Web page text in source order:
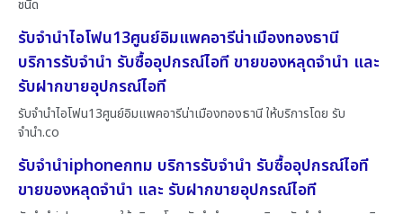
ชนิด
รับจำนำไอโฟน13ศูนย์อิมแพคอารีน่าเมืองทองธานี
บริการรับจำนำ รับซื้ออุปกรณ์ไอที ขายของหลุดจำนำ และ
รับฝากขายอุปกรณ์ไอที
รับจำนำไอโฟน13ศูนย์อิมแพคอารีน่าเมืองทองธานี ให้บริการโดย รับ
จํานํา.co
รับจำนำiphoneกทม บริการรับจำนำ รับซื้ออุปกรณ์ไอที
ขายของหลุดจำนำ และ รับฝากขายอุปกรณ์ไอที